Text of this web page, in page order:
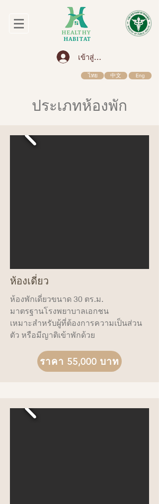
HEALTHY
HABITAT
เข้าสู่ระบบ
ไทย 中文 Eng
ประเภทห้องพัก
ห้องเดี่ยว
ห้องพักเดี่ยวขนาด 30 ตร.ม.
มาตรฐานโรงพยาบาลเอกชน
เหมาะสำหรับผู้ที่ต้องการความเป็นส่วน
ตัว หรือมีญาติเข้าพักด้วย
ราคา 55,000 บาท